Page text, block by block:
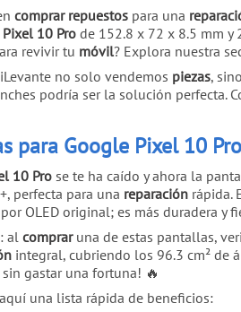
comprar repuestos para una
10 Pro de 152.8 x 72 x 8.5 mm y
revivir tu móvil? Explora nuestra
no solo vendemos piezas,
podría ser la solución perfecta.
para Google Pixel 10
10 Pro se te ha caído y ahora la
perfecta para una reparación rápida.
OLED original; es más duradera y
al compraruna de estas pantallas,
integral, cubriendo los 96.3 cm² de
sin gastar una fortuna! 🔥
una lista rápida de beneficios: